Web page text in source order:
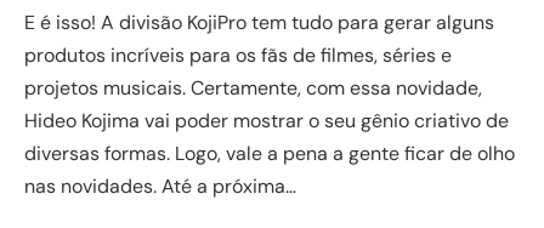
E é isso! A divisão KojiPro tem tudo para gerar alguns
produtos incríveis para os fãs de filmes, séries e
projetos musicais. Certamente, com essa novidade,
Hideo Kojima vai poder mostrar o seu gênio criativo de
diversas formas. Logo, vale a pena a gente ficar de olho
nas novidades. Até a próxima…